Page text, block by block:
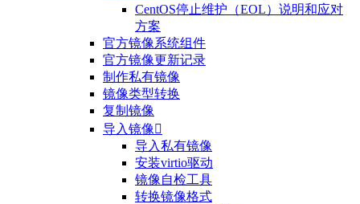
CentOS停止维护（EOL）说明和应对
方案
官方镜像系统组件
官方镜像更新记录
制作私有镜像
镜像类型转换
复制镜像
导入镜像
导入私有镜像
安装virtio驱动
镜像自检工具
转换镜像格式